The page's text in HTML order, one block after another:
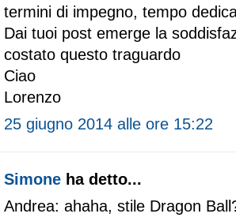
termini di impegno, tempo
Dai tuoi post emerge la
costato questo traguardo
Ciao
Lorenzo
25 giugno 2014 alle ore 15:22
Simone ha detto...
Andrea: ahaha, stile Dragon